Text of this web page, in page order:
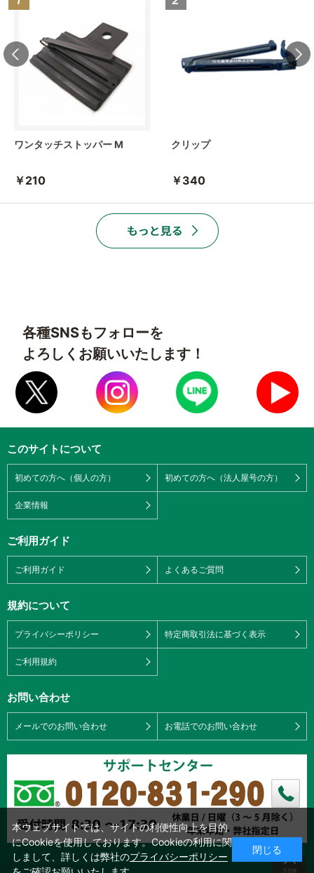
ワンタッチストッパー M
￥210
クリップ
￥340
各種SNSもフォローを
よろしくお願いいたします！
このサイトについて
初めての方へ（個人の方） 初めての方へ（法人屋号の方）
企業情報
ご利用ガイド
ご利用ガイド よくあるご質問
規約について
プライバシーポリシー 特定商取引法に基づく表示
ご利用規約
お問い合わせ
メールでのお問い合わせ お電話でのお問い合わせ
本ウェブサイトでは、サイトの利便性向上を目的
にCookieを使用しております。Cookieの利用に関
しまして、詳しくは弊社のプライバシーポリシー
閉じる